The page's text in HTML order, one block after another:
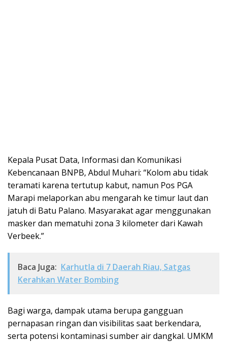
Kepala Pusat Data, Informasi dan Komunikasi
Kebencanaan BNPB, Abdul Muhari: “Kolom abu tidak
teramati karena tertutup kabut, namun Pos PGA
Marapi melaporkan abu mengarah ke timur laut dan
jatuh di Batu Palano. Masyarakat agar menggunakan
masker dan mematuhi zona 3 kilometer dari Kawah
Verbeek.”
Baca Juga: Karhutla di 7 Daerah Riau, Satgas
Kerahkan Water Bombing
Bagi warga, dampak utama berupa gangguan
pernapasan ringan dan visibilitas saat berkendara,
serta potensi kontaminasi sumber air dangkal. UMKM